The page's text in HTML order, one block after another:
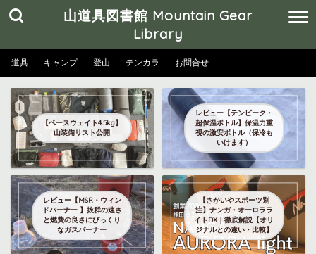
山道具図書館 Mountain Gear
Library
道具 キャンプ 登山 テンカラ お問合せ
【ベースウェイト4.5kg】
山装備リスト公開
レビュー【テンピーク・
超保温ボトル】保温力重
視の激安ボトル（保冷も
いけます）
レビュー【MSR・ウィン
ドバーナー 】抜群の速さ
と燃費の良さにびっくり
なガスバーナー
【さかいやスポーツ別
注】ナンガ・オーロララ
イトDX｜徹底解説【オリ
ジナルとの違い・比較】